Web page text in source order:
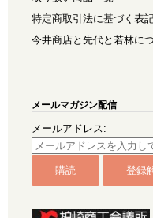
特定商取引法に基づく表
今井商店と先代と若林に
メールマガジン配信
メールアドレス: